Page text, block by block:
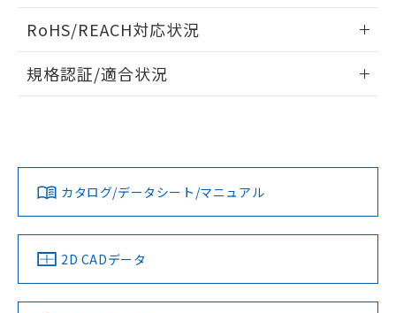
ドすることができます。
ログイン/会員登録
ダウンロードデータをご利用いただく前に、以下を必ずお読
みください。
ソフトウェアの使用条件
RoHS/REACH対応状況
EU RoHS 注意事項・凡例
対応済み
中国 RoHS 注意事項・凡例
規格認証/適合状況
LR型式承認
（イギリス
船舶規格）
DNV型式承認
（ノルウェー
BV型式承認
（フランス
KR型式
（韓国
No No No No
カタログ/データシート/マニュアル
2D CADデータ
欄に対応日を記載しておりました。
既に当社にて対応品への在庫切替を完了
していることから、特段のことがない限
り、2022年1月12日より割愛しておりま
す。